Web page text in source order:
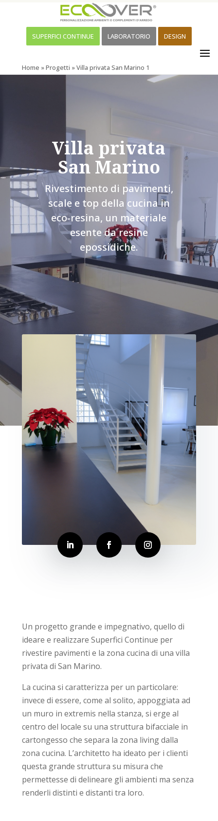
SUPERFICI CONTINUE LABORATORIO DESIGN
Home »Progetti »Villa privata San Marino 1
Villa privata
San Marino
Rivestimento di pavimenti,
scale e top della cucina in
eco-resina, un materiale
esente da resine
epossidiche.
Un progetto grande e impegnativo, quello di
ideare e realizzare Superfici Continue per
rivestire pavimenti e la zona cucina di una villa
privata di San Marino.
La cucina si caratterizza per un particolare:
invece di essere, come al solito, appoggiata ad
un muro in extremis nella stanza, si erge al
centro del locale su una struttura bifacciale in
cartongesso che separa la zona living dalla
zona cucina. L’architetto ha ideato per i clienti
questa grande struttura su misura che
permettesse di delineare gli ambienti ma senza
renderli distinti e distanti tra loro.